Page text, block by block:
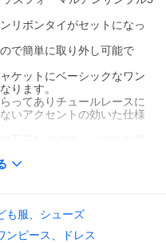
リボンタイがセットになっ
で簡単に取り外し可能で
ケットにベーシックなワン
ります。
ってありチュールレースに
いアクセントの効いた仕様
も服、シューズ
ンピース、ドレス